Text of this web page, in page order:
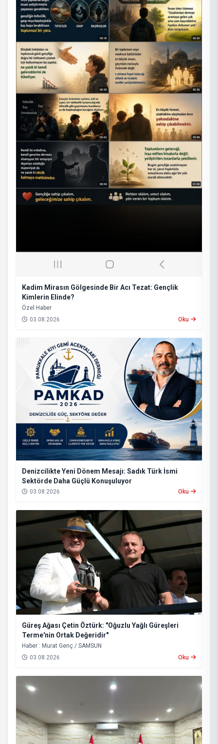
Kadim Mirasın Gölgesinde Bir Acı Tezat: Gençlik
Kimlerin Elinde?
​Özel Haber
03.08.2026
Oku
Denizcilikte Yeni Dönem Mesajı: Sadık Türk İsmi
Sektörde Daha Güçlü Konuşuluyor
03.08.2026 Oku
Güreş Ağası Çetin Öztürk: "Oğuzlu Yağlı Güreşleri
Terme'nin Ortak Değeridir"
Haber : Murat Genç / SAMSUN
03.08.2026
Oku